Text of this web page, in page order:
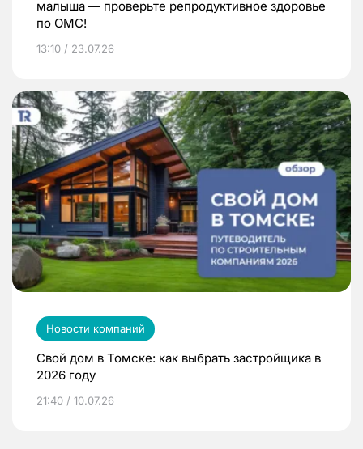
малыша — проверьте репродуктивное здоровье
по ОМС!
13:10 / 23.07.26
Новости компаний
Свой дом в Томске: как выбрать застройщика в
2026 году
21:40 / 10.07.26